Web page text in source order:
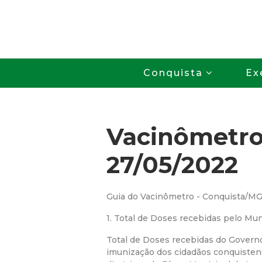
Conquista
27/05/2022
Guia do Vacinômetro - Conquista/MG
1. Total de Doses recebidas pelo
Total de Doses recebidas do
imunização dos cidadãos